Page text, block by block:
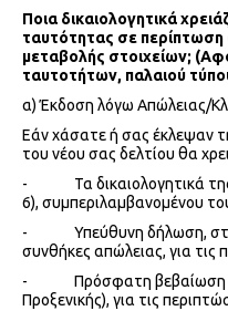
Ποια δικαιολογητικά
ταυτότητας σε
μεταβολής στοιχείων;
ταυτοτήτων, παλαιού
α) Έκδοση λόγω Απώλειας/
Εάν χάσατε ή σας έκλεψαν
του νέου σας δελτίου θα
- Τα δικαιολογητικά της
6), συμπεριλαμβανομένου
- Υπεύθυνη δήλωση, στην
συνθήκες απώλειας, για τις
- Πρόσφατη βεβαίωση
Προξενικής), για τις